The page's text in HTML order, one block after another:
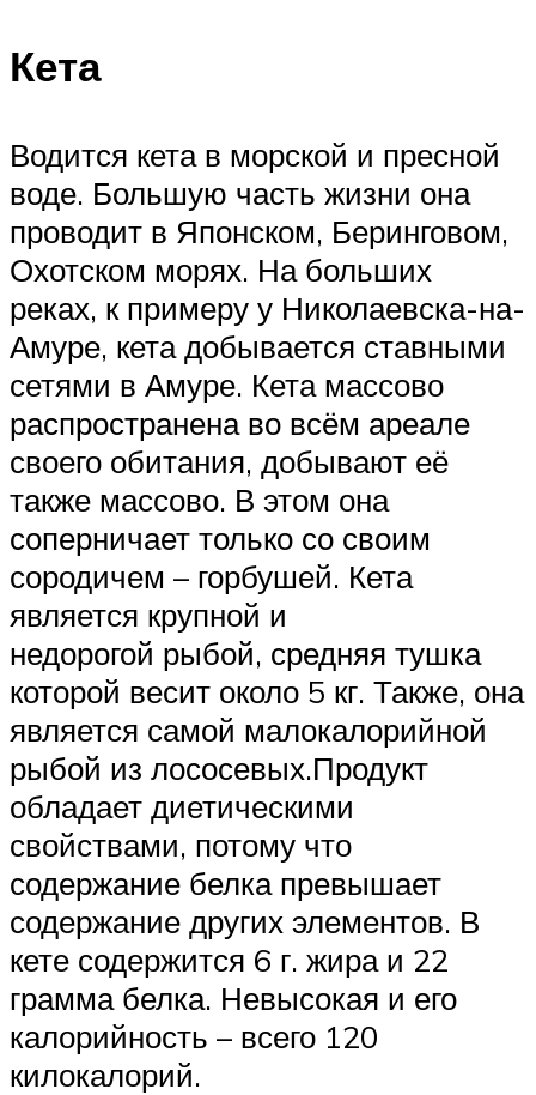
Кета
Водится кета в морской и пресной
воде. Большую часть жизни она
проводит в Японском, Беринговом,
Охотском морях. На больших
реках, к примеру у Николаевска-на-
Амуре, кета добывается ставными
сетями в Амуре. Кета массово
распространена во всём ареале
своего обитания, добывают её
также массово. В этом она
соперничает только со своим
сородичем – горбушей. Кета
является крупной и
недорогой рыбой, средняя тушка
которой весит около 5 кг. Также, она
является самой малокалорийной
рыбой из лососевых.Продукт
обладает диетическими
свойствами, потому что
содержание белка превышает
содержание других элементов. В
кете содержится 6 г. жира и 22
грамма белка. Невысокая и его
калорийность – всего 120
килокалорий.